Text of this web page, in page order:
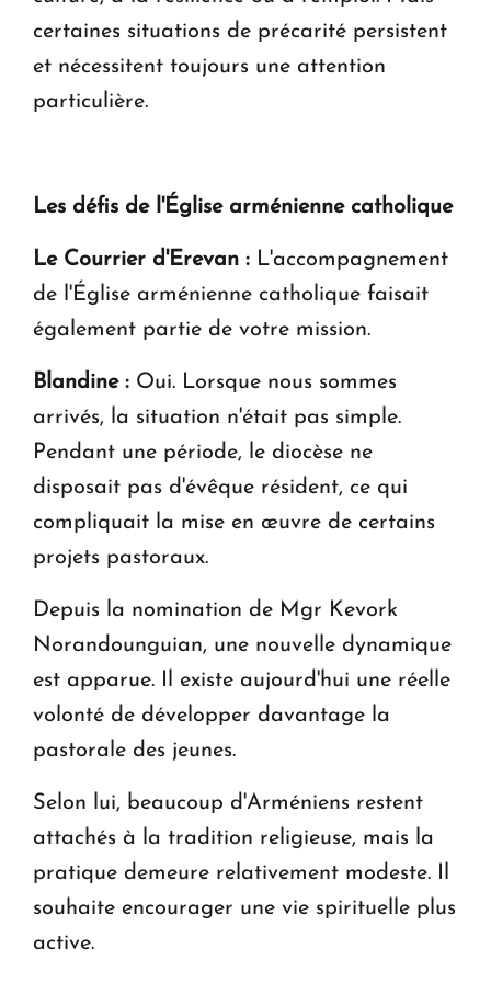
certaines situations de précarité persistent
et nécessitent toujours une attention
particulière.
Les défis de l'Église arménienne catholique
Le Courrier d'Erevan : L'accompagnement
de l'Église arménienne catholique faisait
également partie de votre mission.
Blandine : Oui. Lorsque nous sommes
arrivés, la situation n'était pas simple.
Pendant une période, le diocèse ne
disposait pas d'évêque résident, ce qui
compliquait la mise en œuvre de certains
projets pastoraux.
Depuis la nomination de Mgr Kevork
Norandounguian, une nouvelle dynamique
est apparue. Il existe aujourd'hui une réelle
volonté de développer davantage la
pastorale des jeunes.
Selon lui, beaucoup d'Arméniens restent
attachés à la tradition religieuse, mais la
pratique demeure relativement modeste. Il
souhaite encourager une vie spirituelle plus
active.